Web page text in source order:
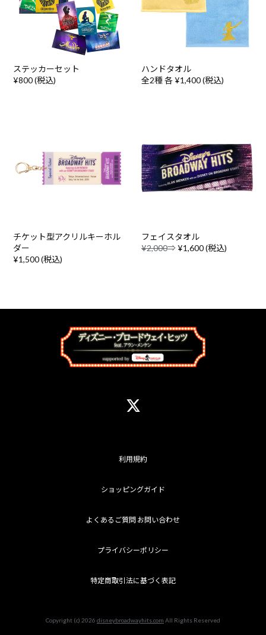
ステッカーセット
¥800 (税込)
ハンドタオル
全2種 各 ¥1,400 (税込)
チケット型アクリルキーホル
ダー
¥1,500 (税込)
フェイスタオル
¥2,000⇒¥1,600 (税込)
利用規約
ショッピングガイド
よくあるご質問 お問い合わせ
プライバシーポリシー
特定商取引法に基づく表記
Copyright (c) 2026 disneybroadwayhits.com All Rights Reserved